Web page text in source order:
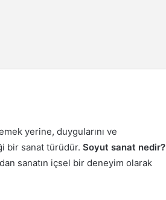
yerine, duygularını ve
bir sanat türüdür. Soyut sanat nedir?
sanatın içsel bir deneyim olarak